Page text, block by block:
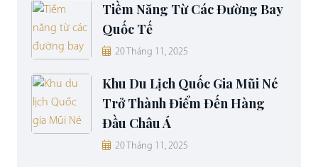
Tiềm Năng Từ Các Đường Bay
Quốc Tế
20 Tháng 11, 2025
Khu Du Lịch Quốc Gia Mũi Né
Trở Thành Điểm Đến Hàng
Đầu Châu Á
20 Tháng 11, 2025